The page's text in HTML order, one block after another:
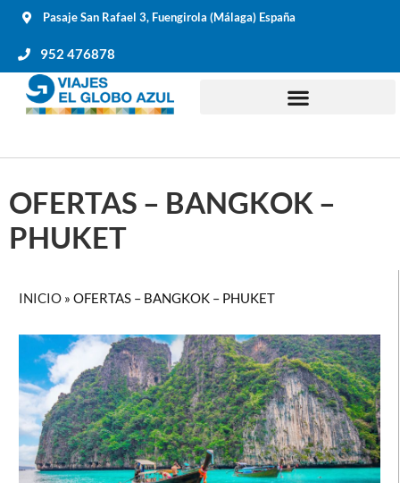
Pasaje San Rafael 3, Fuengirola (Málaga) España
952 476878
OFERTAS – BANGKOK –
PHUKET
INICIO » OFERTAS – BANGKOK – PHUKET